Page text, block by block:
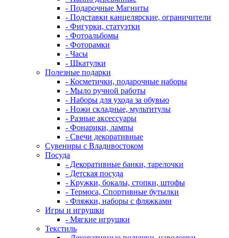
- Подарочные Магниты
- Подставки канцелярские, ограничители
- Фигурки, статуэтки
- Фотоальбомы
- Фоторамки
- Часы
- Шкатулки
Полезные подарки
- Косметички, подарочные наборы
- Мыло ручной работы
- Наборы для ухода за обувью
- Ножи складные, мультитулы
- Разные аксессуары
- Фонарики, лампы
- Свечи декоративные
Сувениры с Владивостоком
Посуда
- Декоративные банки, тарелочки
- Детская посуда
- Кружки, бокалы, стопки, штофы
- Термоса, Спортивные бутылки
- Фляжки, наборы с фляжками
Игры и игрушки
- Мягкие игрушки
Текстиль